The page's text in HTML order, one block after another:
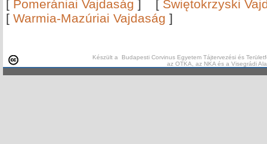
[ Pomerániai Vajdaság ] [ Świętokrzyski
[ Warmia-Mazúriai Vajdaság ]
Készült a Budapesti Corvinus Egyetem Tájtervezési és
az OTKA, az NKA és a Visegrádi